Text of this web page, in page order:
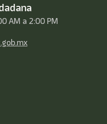
AM a 2:00 PM